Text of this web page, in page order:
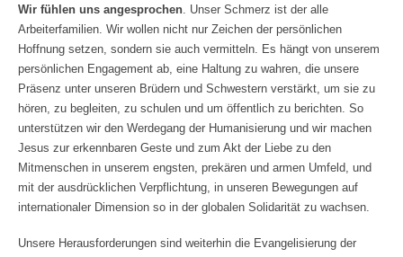
Wir fühlen uns angesprochen . Unser Schmerz ist der alle
Arbeiterfamilien. Wir wollen nicht nur Zeichen der persönlichen
Hoffnung setzen, sondern sie auch vermitteln. Es hängt von unserem
persönlichen Engagement ab, eine Haltung zu wahren, die unsere
Präsenz unter unseren Brüdern und Schwestern verstärkt, um sie zu
hören, zu begleiten, zu schulen und um öffentlich zu berichten. So
unterstützen wir den Werdegang der Humanisierung und wir machen
Jesus zur erkennbaren Geste und zum Akt der Liebe zu den
Mitmenschen in unserem engsten, prekären und armen Umfeld, und
mit der ausdrücklichen Verpflichtung, in unseren Bewegungen auf
internationaler Dimension so in der globalen Solidarität zu wachsen.
Unsere Herausforderungen sind weiterhin die Evangelisierung der